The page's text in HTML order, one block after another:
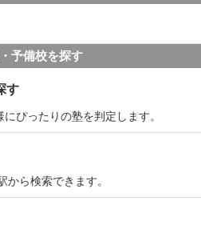
予備校を探す
す
ぴったりの塾を判定します。
から検索できます。